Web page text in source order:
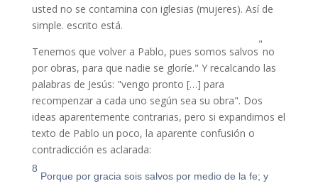
usted no se contamina con iglesias (mujeres). Así de
simple. escrito está.
Tenemos que volver a Pablo, pues somos salvos
"
no
por obras, para que nadie se gloríe." Y recalcando las
palabras de Jesús: "vengo pronto […] para
recompenzar a cada uno según sea su obra". Dos
ideas aparentemente contrarias, pero si expandimos el
texto de Pablo un poco, la aparente confusión o
contradicción es aclarada:
8
Porque por gracia sois salvos por medio de la fe; y